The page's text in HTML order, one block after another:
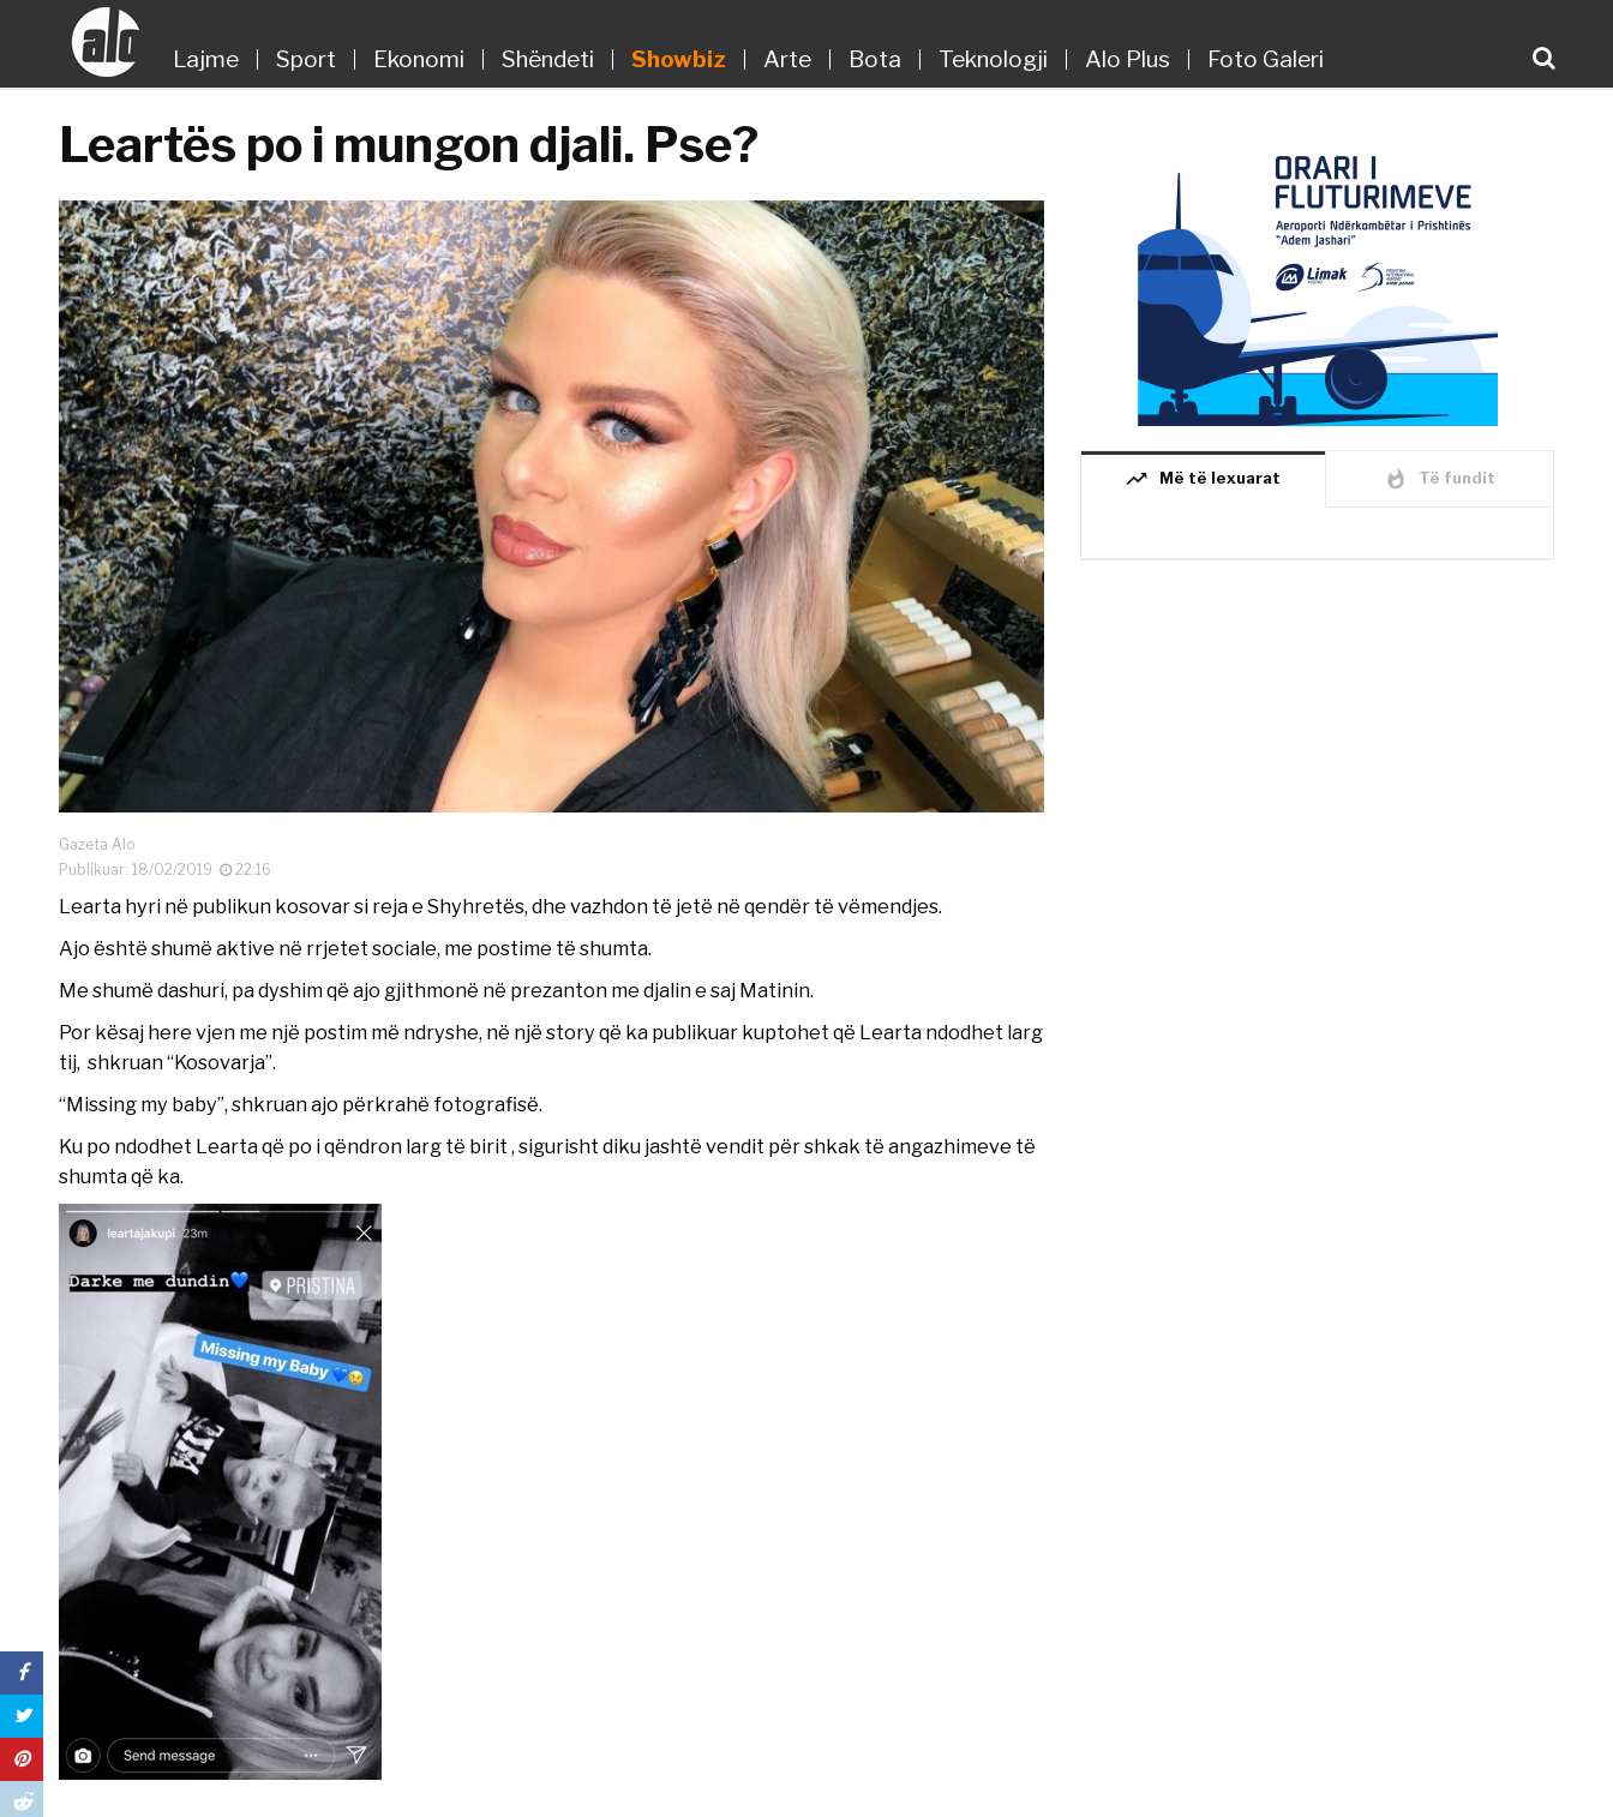
Lajme Sport Ekonomi Shëndeti Showbiz Arte Bota Teknologji Alo Plus Foto Galeri
Leartës po i mungon djali. Pse?
Gazeta Alo
Publikuar: 18/02/2019
22:16
Learta hyri në publikun kosovar si reja e Shyhretës, dhe vazhdon të jetë në qendër të vëmendjes.
Ajo është shumë aktive në rrjetet sociale, me postime të shumta.
Me shumë dashuri, pa dyshim që ajo gjithmonë në prezanton me djalin e saj Matinin.
Por kësaj here vjen me një postim më ndryshe, në një story që ka publikuar kuptohet që Learta ndodhet larg
tij, shkruan “Kosovarja”.
“Missing my baby”, shkruan ajo përkrahë fotografisë.
Ku po ndodhet Learta që po i qëndron larg të birit , sigurisht diku jashtë vendit për shkak të angazhimeve të
shumta që ka.
trending_up Më të lexuarat whatshot Të fundit